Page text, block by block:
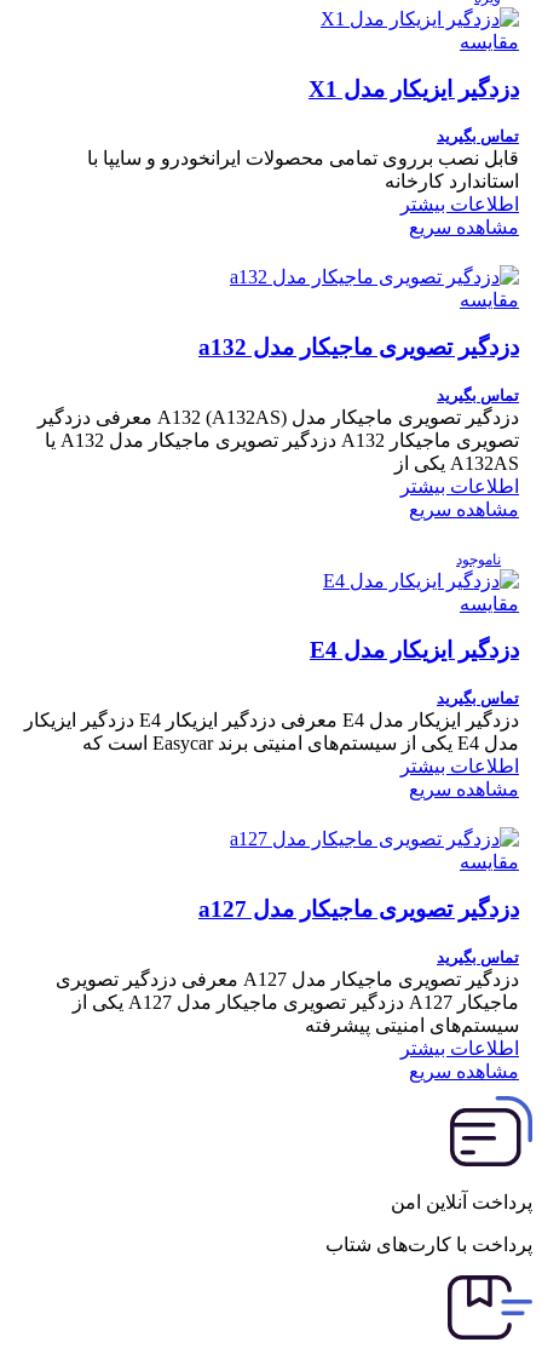
مقایسه
دزدگیر ایزیکار مدل X1
تماس بگیرید
قابل نصب برروی تمامی محصولات ایرانخودرو و سایپا با
استاندارد کارخانه
اطلاعات بیشتر
مشاهده سریع
مقایسه
دزدگیر تصویری ماجیکار مدل a132
تماس بگیرید
دزدگیر تصویری ماجیکار مدل A132 (A132AS) معرفی دزدگیر
تصویری ماجیکار A132 دزدگیر تصویری ماجیکار مدل A132 یا
A132AS یکی از
اطلاعات بیشتر
مشاهده سریع
ناموجود
مقایسه
دزدگیر ایزیکار مدل E4
تماس بگیرید
دزدگیر ایزیکار مدل E4 معرفی دزدگیر ایزیکار E4 دزدگیر ایزیکار
مدل E4 یکی از سیستم‌های امنیتی برند Easycar است که
اطلاعات بیشتر
مشاهده سریع
مقایسه
دزدگیر تصویری ماجیکار مدل a127
تماس بگیرید
دزدگیر تصویری ماجیکار مدل A127 معرفی دزدگیر تصویری
ماجیکار A127 دزدگیر تصویری ماجیکار مدل A127 یکی از
سیستم‌های امنیتی پیشرفته
اطلاعات بیشتر
مشاهده سریع
پرداخت آنلاین امن
پرداخت با کارت‌های شتاب